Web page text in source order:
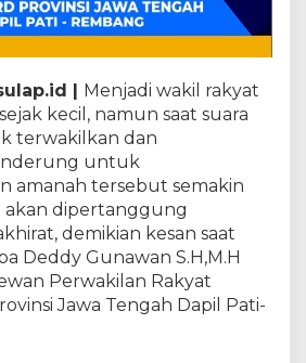
|
Menjadi wakil rakyat
kecil, namun saat suara
terwakilkan dan
untuk
amanah tersebut semakin
akan dipertanggung
demikian kesan saat
Deddy Gunawan S.H,M.H
Perwakilan Rakyat
Jawa Tengah Dapil Pati-